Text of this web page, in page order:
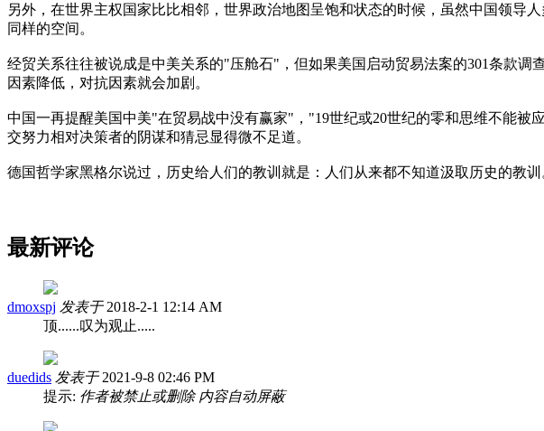
另外，在世界主权国家比比相邻，世界政治地图呈饱和状态的时候，虽然中国领导
同样的空间。
经贸关系往往被说成是中美关系的"压舱石"，但如果美国启动贸易法案的301条款
因素降低，对抗因素就会加剧。
中国一再提醒美国中美"在贸易战中没有赢家"，"19世纪或20世纪的零和思维不能
交努力相对决策者的阴谋和猜忌显得微不足道。
德国哲学家黑格尔说过，历史给人们的教训就是：人们从来都不知道汲取历史的教训
最新评论
dmoxspj 发表于 2018-2-1 12:14 AM
顶......叹为观止.....
duedids 发表于 2021-9-8 02:46 PM
提示: 作者被禁止或删除 内容自动屏蔽